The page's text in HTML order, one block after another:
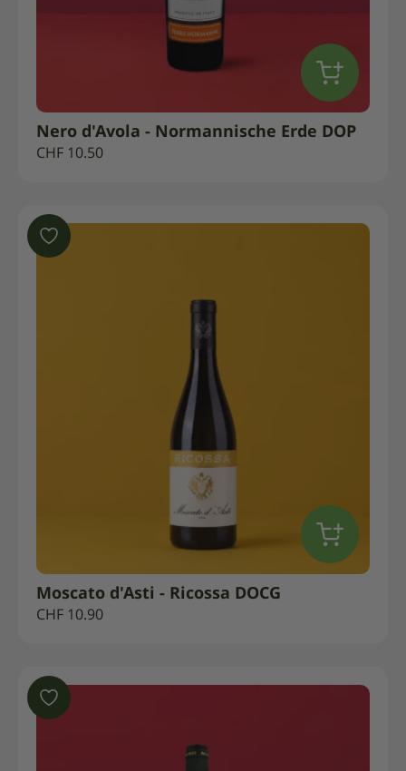
Nero d'Avola - Normannische Erde DOP
CHF 10.50
Moscato d'Asti - Ricossa DOCG
CHF 10.90